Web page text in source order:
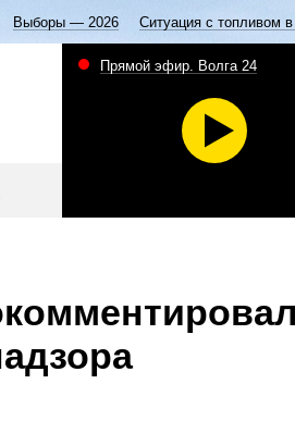
Выборы — 2026 Ситуация с топливом
Прямой эфир. Волга 24